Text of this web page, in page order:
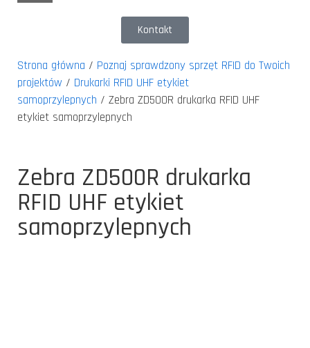
Kontakt
Strona główna / Poznaj sprawdzony sprzęt RFID do Twoich
projektów / Drukarki RFID UHF etykiet
samoprzylepnych / Zebra ZD500R drukarka RFID UHF
etykiet samoprzylepnych
Zebra ZD500R drukarka
RFID UHF etykiet
samoprzylepnych